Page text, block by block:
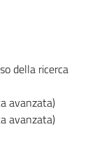
della ricerca
avanzata)
avanzata)